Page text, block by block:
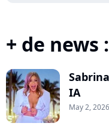
+ de news :
IA
May 2, 2026